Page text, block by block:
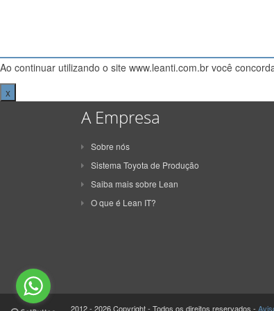
Ao continuar utilizando o site www.leanti.com.br você
x
A Empresa
Sobre nós
Sistema Toyota de Produção
Saiba mais sobre Lean
O que é Lean IT?
2012 - 2026 Copyright - Todos os direitos reservados -